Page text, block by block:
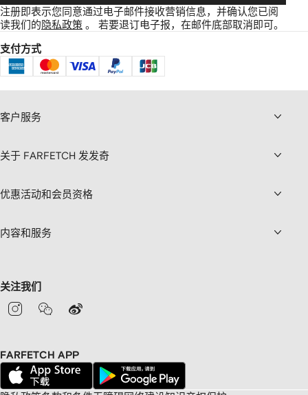
注册即表示您同意通过电子邮件接收营销信息，并确认您已阅
读我们的 隐私政策 。 若要退订电子报，在邮件底部取消即可。
支付方式
客户服务
关于 FARFETCH 发发奇
优惠活动和会员资格
内容和服务
关注我们
FARFETCH APP